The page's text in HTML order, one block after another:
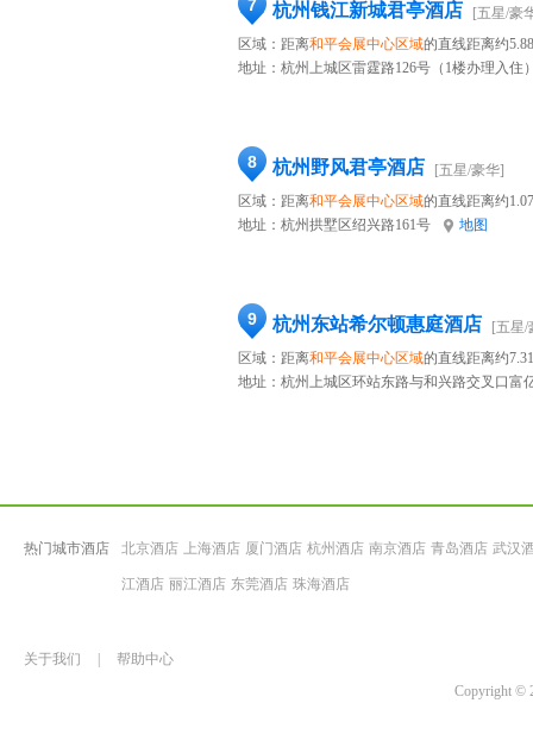
7 杭州钱江新城君亭酒店
[五星/豪
区域：距离和平会展中心区域的直线距离约
地址： 杭州上城区雷霆路126号（1楼办理入住
8 杭州野风君亭酒店
[五星/豪华]
区域：距离和平会展中心区域的直线距离约
地址： 杭州拱墅区绍兴路161号 地图
9 杭州东站希尔顿惠庭酒店
[五星/
区域：距离和平会展中心区域的直线距离约
地址： 杭州上城区环站东路与和兴路交叉口富
热门城市酒店 北京酒店 上海酒店 厦门酒店 杭州酒店 南京酒店 青岛酒店 武汉
江酒店 丽江酒店 东莞酒店 珠海酒店
关于我们
帮助中心
Copyright ©